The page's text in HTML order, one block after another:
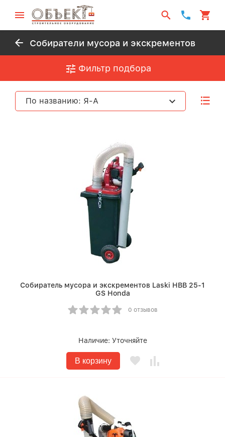
Собиратели мусора и экскрементов
Фильтр подбора
По названию: Я-А
Собиратель мусора и экскрементов Laski HBB 25-1
GS Honda
0 отзывов
Наличие: Уточняйте
В корзину